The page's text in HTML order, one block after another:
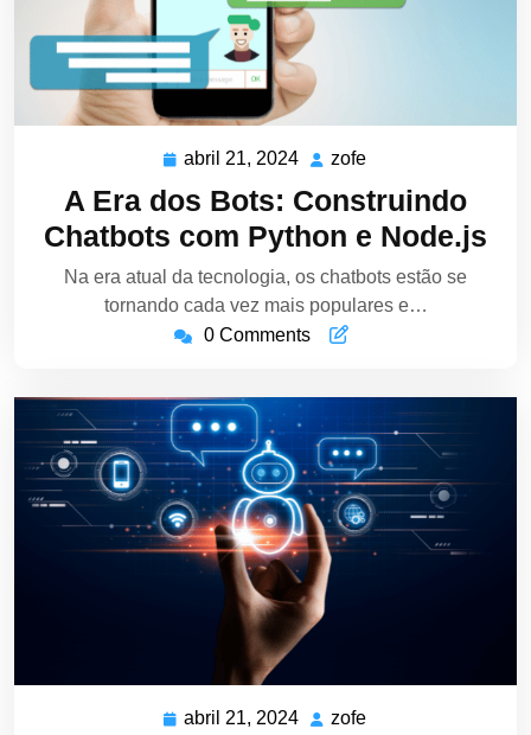
abril 21, 2024 abril
21,
2024
zofe
A Era dos Bots: Construindo
Chatbots com Python e Node.js
Na era atual da tecnologia, os chatbots estão se
tornando cada vez mais populares e…
0 Comments
abril 21, 2024 abrilzofe